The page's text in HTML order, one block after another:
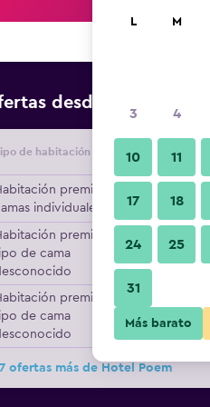
desde Oferta
de habitación
premier, 2
individuales
premier,
de cama
premier,
de cama
ofertas más de Hotel Poem
L M
3 4
10 11
17 18
24 25
31
Más barato